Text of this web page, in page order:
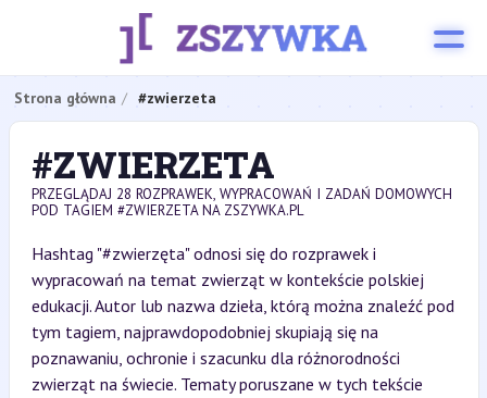
Strona główna #zwierzeta
#ZWIERZETA
PRZEGLĄDAJ 28 ROZPRAWEK, WYPRACOWAŃ I ZADAŃ DOMOWYCH
POD TAGIEM #ZWIERZETA NA ZSZYWKA.PL
Hashtag "#zwierzęta" odnosi się do rozprawek i
wypracowań na temat zwierząt w kontekście polskiej
edukacji. Autor lub nazwa dzieła, którą można znaleźć pod
tym tagiem, najprawdopodobniej skupiają się na
poznawaniu, ochronie i szacunku dla różnorodności
zwierząt na świecie. Tematy poruszane w tych tekście